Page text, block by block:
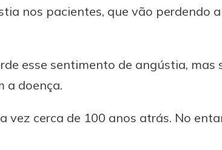
nos pacientes, que vão perdendo
esse sentimento de angústia, mas
a doença.
cerca de 100 anos atrás. No